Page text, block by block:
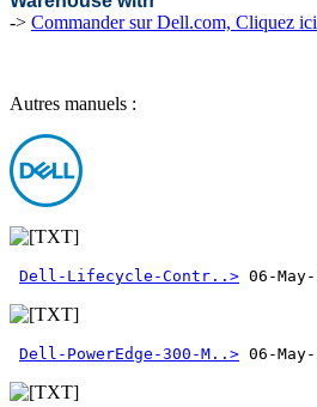
-> Commander sur Dell.com, Cliquez ici
Autres manuels :
Dell-Lifecycle-Contr..>
Dell-PowerEdge-300-M..>